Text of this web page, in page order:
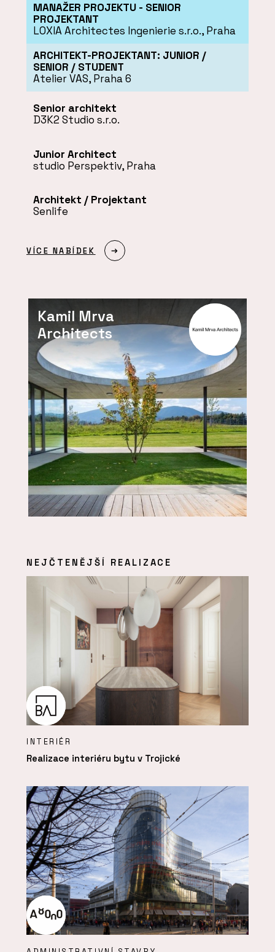
MANAŽER PROJEKTU - SENIOR
PROJEKTANT
LOXIA Architectes Ingenierie s.r.o., Praha
ARCHITEKT-PROJEKTANT: JUNIOR /
SENIOR / STUDENT
Atelier VAS, Praha 6
Senior architekt
D3K2 Studio s.r.o.
Junior Architect
studio Perspektiv, Praha
Architekt / Projektant
Senlife
VÍCE NABÍDEK
Kamil Mrva
Architects
NEJČTENĚJŠÍ REALIZACE
INTERIÉR
Realizace interiéru bytu v Trojické